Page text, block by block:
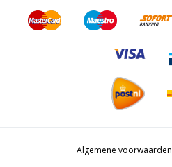
Algemene voorwaarden